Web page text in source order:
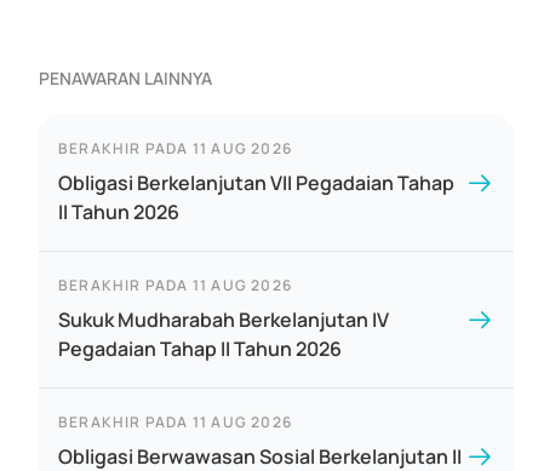
PENAWARAN LAINNYA
BERAKHIR PADA 11 AUG 2026
Obligasi Berkelanjutan VII Pegadaian Tahap
II Tahun 2026
BERAKHIR PADA 11 AUG 2026
Sukuk Mudharabah Berkelanjutan IV
Pegadaian Tahap II Tahun 2026
BERAKHIR PADA 11 AUG 2026
Obligasi Berwawasan Sosial Berkelanjutan II